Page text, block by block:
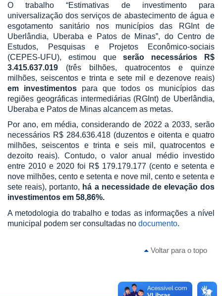
O trabalho “Estimativas de investimento para
universalização dos serviços de abastecimento de água e
esgotamento sanitário nos municípios das RGInt de
Uberlândia, Uberaba e Patos de Minas”, do Centro de
Estudos, Pesquisas e Projetos Econômico-sociais
(CEPES-UFU), estimou queserão necessários R$
3.415.637.019 (três bilhões, quatrocentos e quinze
milhões, seiscentos e trinta e sete mil e dezenove reais)
em investimentos para que todos os municípios das
regiões geográficas intermediárias (RGInt) de Uberlândia,
Uberaba e Patos de Minas alcancem as metas.
Por ano, em média, considerando de 2022 a 2033, serão
necessários R$ 284.636.418 (duzentos e oitenta e quatro
milhões, seiscentos e trinta e seis mil, quatrocentos e
dezoito reais). Contudo, o valor anual médio investido
entre 2010 e 2020 foi R$ 179.179.177 (cento e setenta e
nove milhões, cento e setenta e nove mil, cento e setenta e
sete reais), portanto, há a necessidade de elevação dos
investimentos em 58,86%.
A metodologia do trabalho e todas as informações a nível
municipal podem ser consultadas no documento.
Voltar para o topo